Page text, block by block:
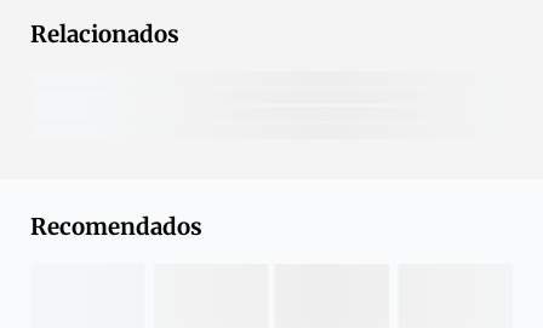
Relacionados
Recomendados